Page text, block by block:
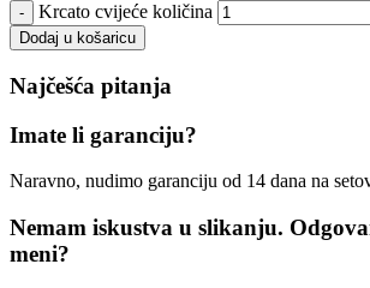
Krcato cvijeće količina
Dodaj u košaricu
Najčešća pitanja
Imate li garanciju?
Naravno, nudimo garanciju od 14 dana na
Nemam iskustva u slikanju.
meni?